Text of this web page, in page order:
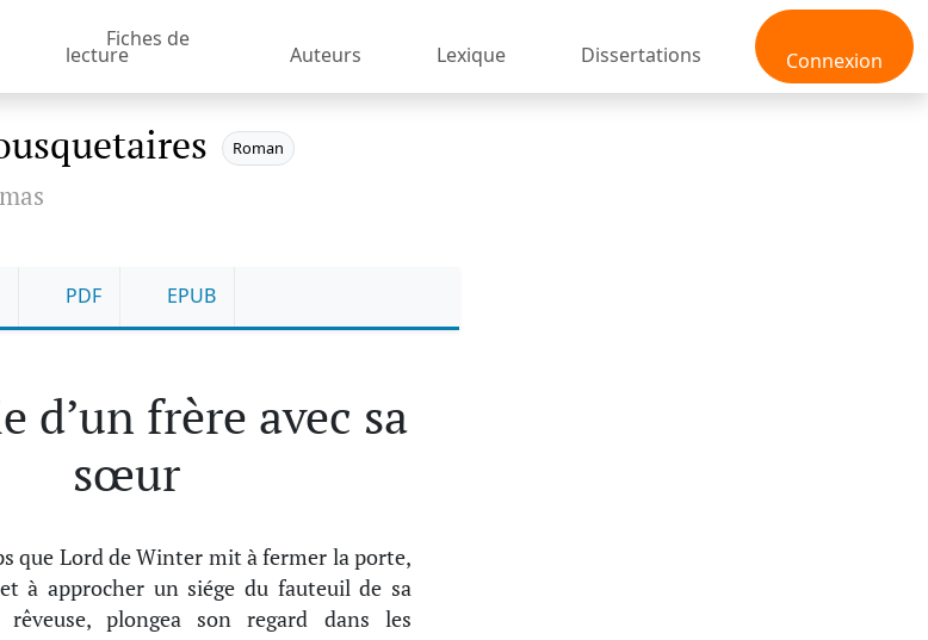
Connexion
Fiches de
lecture Auteurs Lexique Dissertations
Roman
PDF EPUB
d’un frère avec sa
sœur
que Lord de Winter mit à fermer la porte,
à approcher un siége du fauteuil de sa
plongea son regard dans les